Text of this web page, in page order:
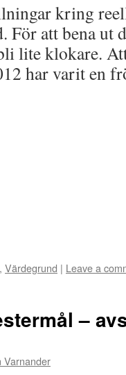
kring
att bena ut
lite klokare.
har varit en
, Värdegrund | Leave a
–
Varnander